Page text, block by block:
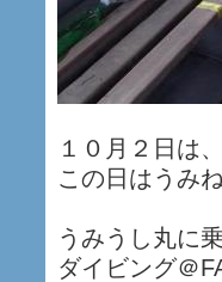
１０月２日は
この日はうみ
うみうし丸に
ダイビング＠